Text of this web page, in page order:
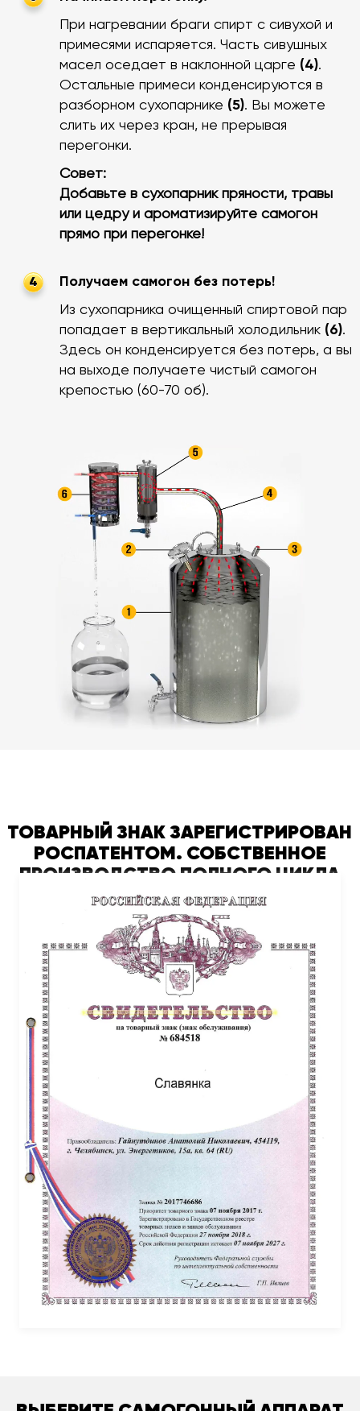
При нагревании браги спирт с сивухой и
примесями испаряется. Часть сивушных
масел оседает в наклонной царге (4).
Остальные примеси конденсируются в
разборном сухопарнике (5). Вы можете
слить их через кран, не прерывая
перегонки.
Совет:
Добавьте в сухопарник пряности, травы
или цедру и ароматизируйте самогон
прямо при перегонке!
4
Получаем самогон без потерь!
Из сухопарника очищенный спиртовой пар
попадает в вертикальный холодильник (6).
Здесь он конденсируется без потерь, а вы
на выходе получаете чистый самогон
крепостью (60-70 об).
ТОВАРНЫЙ ЗНАК ЗАРЕГИСТРИРОВАН
РОСПАТЕНТОМ. СОБСТВЕННОЕ
ПРОИЗВОДСТВО ПОЛНОГО ЦИКЛА